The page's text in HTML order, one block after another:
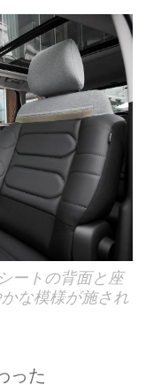
ートの背面と座
な模様が施され
った